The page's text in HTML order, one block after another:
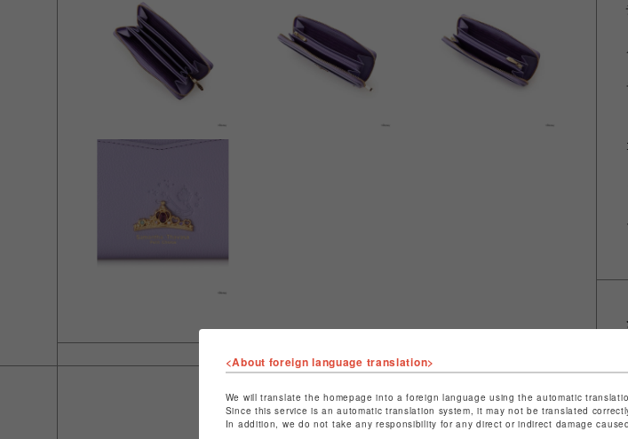
<About foreign language translation>
We will translate the homepage into a foreign language using the automatic
Since this service is an automatic translation system, it may not be translated
In addition, we do not take any responsibility for any direct or indirect damage